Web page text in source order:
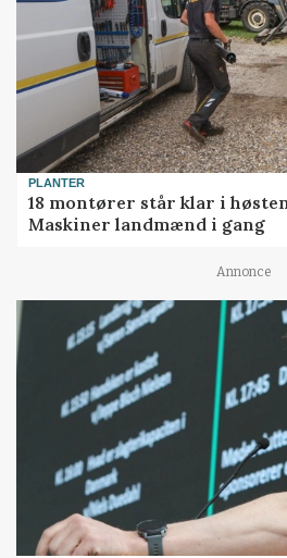
PLANTER
18 montører står klar i
Maskiner landmænd i gang
Annonce